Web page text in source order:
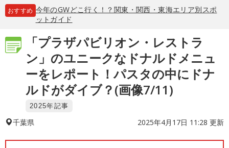
おすすめ 今年のGWどこ行く！？関東・関西・東海エリア別スポ
ットガイド
「プラザパビリオン・レストラ
ン」のユニークなドナルドメニュ
ーをレポート！パスタの中にドナ
ルドがダイブ？(画像7/11)
2025年記事
千葉県 2025年4月17日 11:28 更新